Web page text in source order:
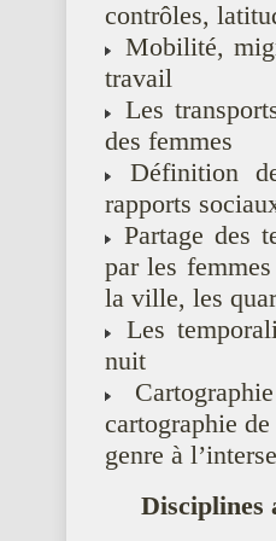
contrôles,
Mobilité,
travail
Les
des femmes
Définition
rapports
Partage des
par les
la ville, les
Les
nuit
cartographie
genre à
Disciplines